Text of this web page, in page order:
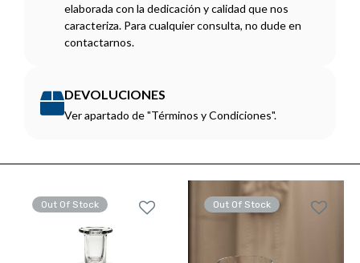
elaborada con la dedicación y calidad que nos
caracteriza. Para cualquier consulta, no dude en
contactarnos.
DEVOLUCIONES
Ver apartado de "Términos y Condiciones".
Out Of Stock Out Of Stock